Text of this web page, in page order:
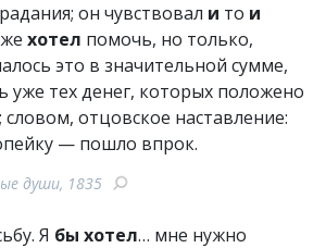
он чувствовал и то и
хотел помочь, но только,
это в значительной сумме,
уже тех денег, которых положено
отцовское наставление:
— пошло впрок.
души, 1835
Я бы хотел… мне нужно